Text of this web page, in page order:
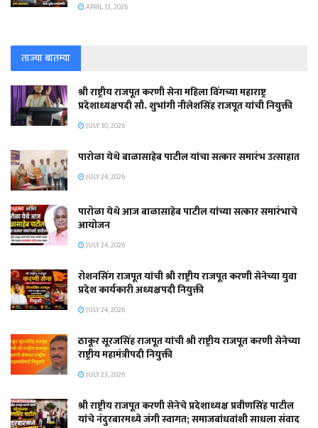
APRIL 13, 2026
ताज्या बातम्या
श्री राष्ट्रीय राजपूत करणी सेना महिला विंगच्या महाराष्ट्र
प्रदेशाध्यक्षपदी सौ. शुभांगी नीलेशसिंह राजपूत यांची नियुक्ती
JULY 30, 2026
पारोळा येथे बाळासाहेब पाटील यांचा सत्कार समारंभ उत्साहात
JULY 24, 2026
पारोळा येथे आज बाळासाहेब पाटील यांच्या सत्कार समारंभाचे
आयोजन
JULY 24, 2026
रोशनसिंग राजपूत यांची श्री राष्ट्रीय राजपूत करणी सेनेच्या युवा
प्रदेश कार्यकारी अध्यक्षपदी नियुक्ती
JULY 24, 2026
ठाकूर सूरजसिंह राजपूत यांची श्री राष्ट्रीय राजपूत करणी सेनेच्या
राष्ट्रीय महामंत्रीपदी नियुक्ती
JULY 23, 2026
श्री राष्ट्रीय राजपूत करणी सेनेचे प्रदेशाध्यक्ष प्रवीणसिंह पाटील
यांचे नंदुरबारमध्ये जंगी स्वागत; समाजबांधवांशी साधला संवाद